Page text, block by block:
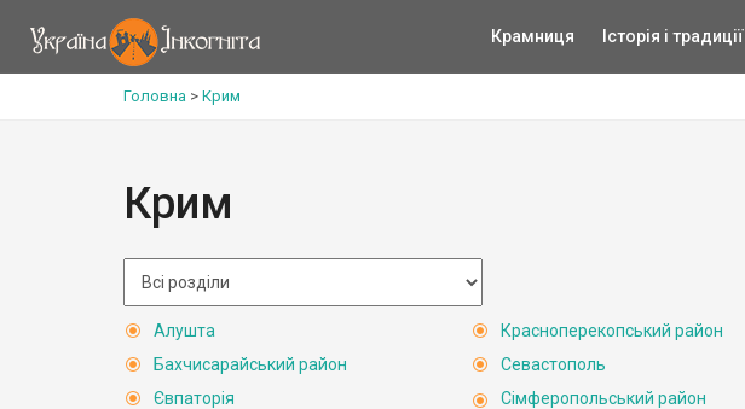
Крамниця Історія і традиції
Головна > Крим
Крим
Алушта
Бахчисарайський район
Євпаторія
Красноперекопський район
Севастополь
Сімферопольський район